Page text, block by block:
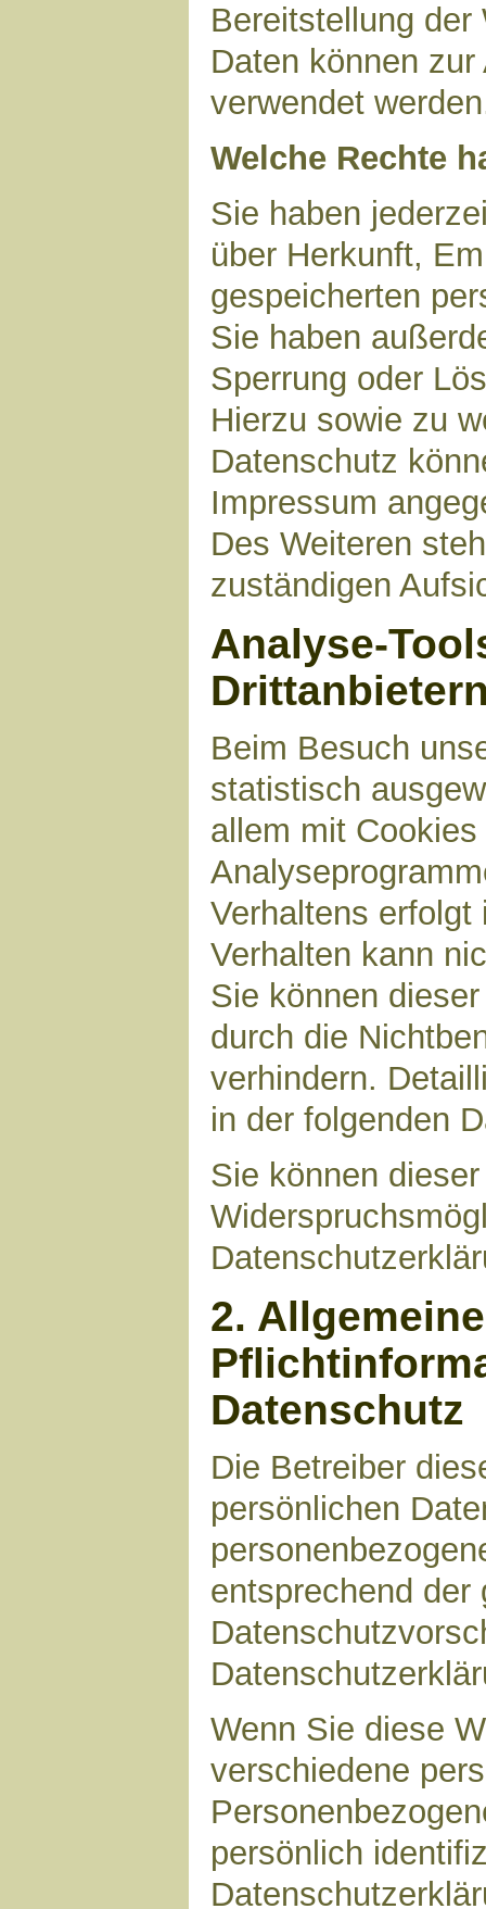
Bereitstellung der
Daten können
verwendet
Welche Rechte
Sie haben
über Herkunft,
gespeicherten
Sie haben
Sperrung oder
Hierzu sowie zu
Datenschutz
Impressum
Des Weiteren
zuständigen
Analyse-
Beim Besuch
statistisch
allem mit
Verhaltens
Verhalten kann
Sie können
durch die
verhindern.
in der folgenden
Sie können
2.
Datenschutz
Die Betreiber
persönlichen
entsprechend der
Wenn Sie diese
verschiedene
persönlich